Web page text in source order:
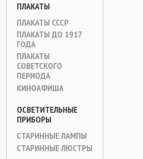
ПЛАКАТЫ
ПЛАКАТЫ СССР
ПЛАКАТЫ ДО 1917
ГОДА
ПЛАКАТЫ
СОВЕТСКОГО
ПЕРИОДА
КИНОАФИША
ОСВЕТИТЕЛЬНЫЕ
ПРИБОРЫ
СТАРИННЫЕ ЛАМПЫ
СТАРИННЫЕ ЛЮСТРЫ